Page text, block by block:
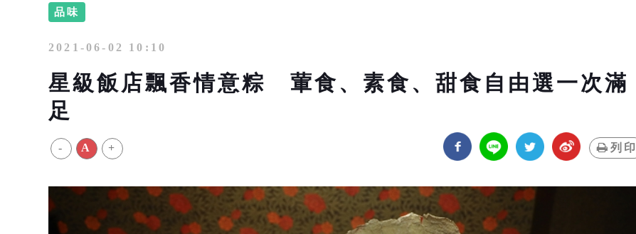
品味
2021-06-02 10:10
星級飯店飄香情意粽 葷食、素食、甜食自由選一次滿
足
- A + 列印